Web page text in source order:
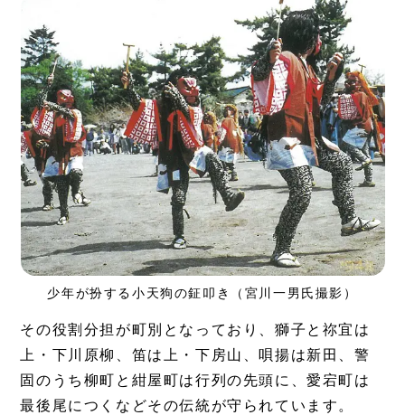
少年が扮する小天狗の鉦叩き（宮川一男氏撮影）
その役割分担が町別となっており、獅子と祢宜は
上・下川原柳、笛は上・下房山、唄揚は新田、警
固のうち柳町と紺屋町は行列の先頭に、愛宕町は
最後尾につくなどその伝統が守られています。